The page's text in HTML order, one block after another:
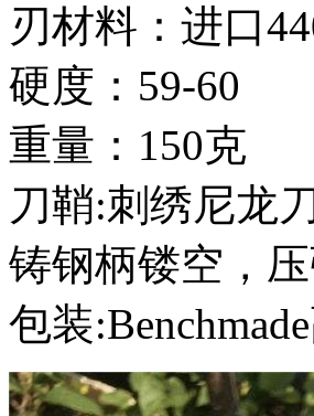
刃材料：进口
硬度：59-60
重量：150克
刀鞘:刺绣尼龙
铸钢柄镂空，
包装